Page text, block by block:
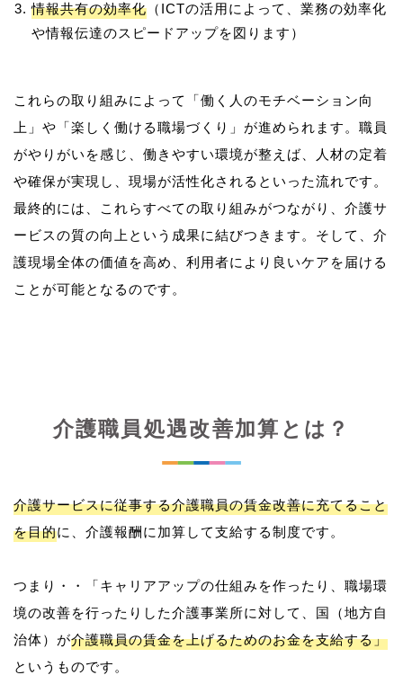
情報共有の効率化 （ICTの活用によって、業務の効率化
や情報伝達のスピードアップを図ります）
これらの取り組みによって「働く人のモチベーション向
上」や「楽しく働ける職場づくり」が進められます。職員
がやりがいを感じ、働きやすい環境が整えば、人材の定着
や確保が実現し、現場が活性化されるといった流れです。
最終的には、これらすべての取り組みがつながり、介護サ
ービスの質の向上という成果に結びつきます。そして、介
護現場全体の価値を高め、利用者により良いケアを届ける
介護職員処遇改善加算とは？
介護サービスに従事する介護職員の賃金改善に充てること
を目的に、介護報酬に加算して支給する制度です。
つまり・・「キャリアアップの仕組みを作ったり、職場環
境の改善を行ったりした介護事業所に対して、国（地方自
治体）が介護職員の賃金を上げるためのお金を支給する」
というものです。